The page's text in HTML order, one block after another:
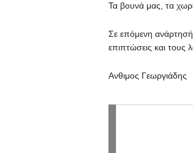
Τα βουνά μας, τα
Σε επόμενη ανάρτησή
επιπτώσεις και τους
Ανθιμος Γεωργιάδης